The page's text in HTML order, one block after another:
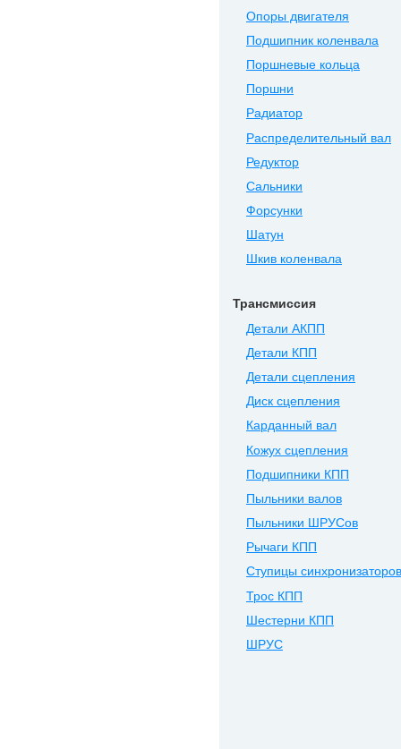
Опоры двигателя
Подшипник коленвала
Поршневые кольца
Поршни
Радиатор
Распределительный вал
Редуктор
Сальники
Форсунки
Шатун
Шкив коленвала
Трансмиссия
Детали АКПП
Детали КПП
Детали сцепления
Диск сцепления
Карданный вал
Кожух сцепления
Подшипники КПП
Пыльники валов
Пыльники ШРУСов
Рычаги КПП
Ступицы синхронизаторов
Трос КПП
Шестерни КПП
ШРУС